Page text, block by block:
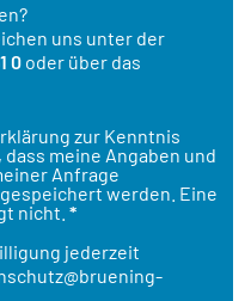
uns unter der
0 oder über das
zur Kenntnis
meine Angaben und
Anfrage
werden. Eine
nicht. *
jederzeit